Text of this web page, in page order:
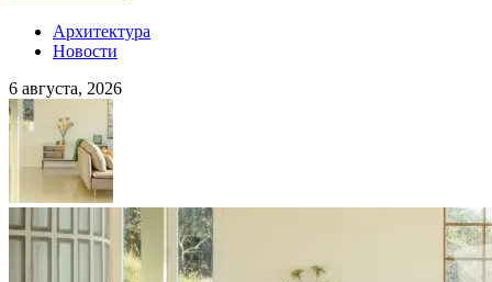
Архитектура
Новости
6 августа, 2026